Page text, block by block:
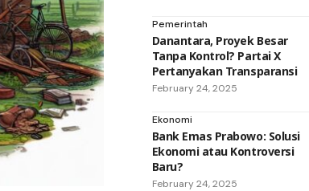
Pemerintah
Danantara, Proyek Besar
Tanpa Kontrol? Partai X
Pertanyakan Transparansi
February 24, 2025
Ekonomi
Bank Emas Prabowo: Solusi
Ekonomi atau Kontroversi
Baru?
February 24, 2025